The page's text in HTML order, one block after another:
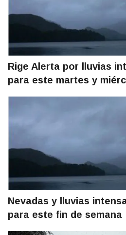
Rige Alerta por lluvias
para este martes y
Nevadas y lluvias
para este fin de semana